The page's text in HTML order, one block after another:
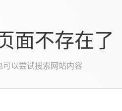
面不存在了
以尝试搜索网站内容